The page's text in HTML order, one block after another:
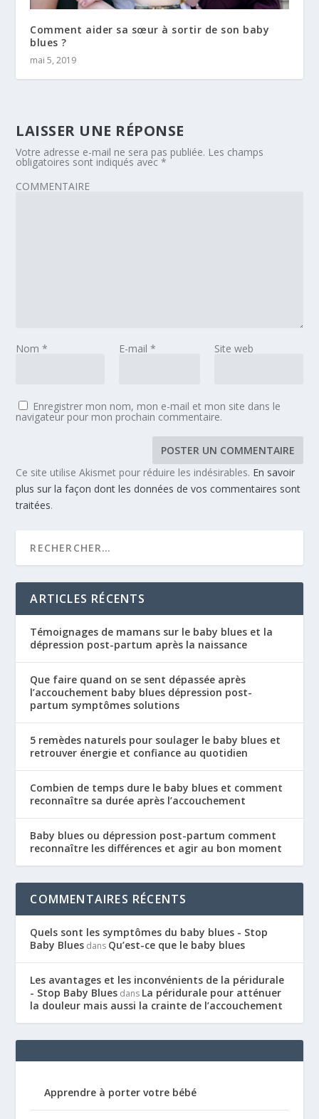
Comment aider sa sœur à sortir de son baby
blues ?
mai 5, 2019
LAISSER UNE RÉPONSE
Votre adresse e-mail ne sera pas publiée. Les champs
obligatoires sont indiqués avec*
COMMENTAIRE
Nom* E-mail * Site web
Enregistrer mon nom, mon e-mail et mon site dans le
navigateur pour mon prochain commentaire.
Ce site utilise Akismet pour réduire les indésirables. En savoir
plus sur la façon dont les données de vos commentaires sont
traitées.
ARTICLES RÉCENTS
Témoignages de mamans sur le baby blues et la
dépression post-partum après la naissance
Que faire quand on se sent dépassée après
l’accouchement baby blues dépression post-
partum symptômes solutions
5 remèdes naturels pour soulager le baby blues et
retrouver énergie et confiance au quotidien
Combien de temps dure le baby blues et comment
reconnaître sa durée après l’accouchement
Baby blues ou dépression post-partum comment
reconnaître les différences et agir au bon moment
COMMENTAIRES RÉCENTS
Quels sont les symptômes du baby blues - Stop
Baby Blues dans Qu’est-ce que le baby blues
Les avantages et les inconvénients de la péridurale
- Stop Baby Blues dans La péridurale pour atténuer
la douleur mais aussi la crainte de l’accouchement
Apprendre à porter votre bébé